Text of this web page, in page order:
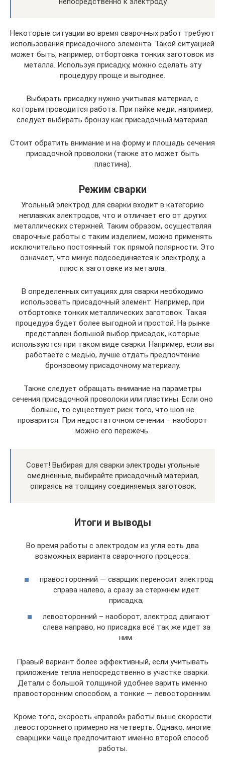
Некоторые ситуации во время сварочных работ требуют
использования присадочного элемента. Такой ситуацией
может быть, например, отбортовка тонких заготовок из
металла. Используя присадку, можно сделать эту
процедуру проще и выгоднее.
Выбирать присадку нужно учитывая материал, с
которым проводится работа. При пайке меди, например,
следует выбирать бронзу как присадочный материал.
Стоит обратить внимание и на форму и площадь сечения
присадочной проволоки (также это может быть
пластина).
Режим сварки
Угольный электрод для сварки входит в категорию
неплавких электродов, что и отличает его от других
металлических стержней. Таким образом, осуществляя
сварочные работы с таким изделием, можно применять
исключительно постоянный ток прямой полярности. Это
означает, что минус подсоединяется к электроду, а
плюс к заготовке из металла.
В определенных ситуациях для сварки необходимо
использовать присадочный элемент. Например, при
отбортовке тонких металлических заготовок. Такая
процедура будет более выгодной и простой. На рынке
представлен большой выбор присадок, которые
используются при таком виде сварки. Например, если вы
работаете с медью, лучше отдать предпочтение
бронзовому присадочному материалу.
Также следует обращать внимание на параметры
сечения присадочной проволоки или пластины. Если оно
больше, то существует риск того, что шов не
проварится. При недостаточном сечении – наоборот
можно его пережечь.
Совет! Выбирая для сварки электроды угольные
омедненные, выбирайте присадочный материал,
опираясь на толщину соединяемых заготовок.
Итоги и выводы
Во время работы с электродом из угля есть два
возможных варианта сварочного процесса:
правосторонний — сварщик переносит электрод
справа налево, а сразу за стержнем идет
присадка;
левосторонний – наоборот, электрод двигают
слева направо, но присадка всё так же идет за
ним.
Правый вариант более эффективный, если учитывать
приложение тепла непосредственно в участке сварки.
Детали с большой толщиной удобнее варить именно
правосторонним способом, а тонкие — левосторонним.
Кроме того, скорость «правой» работы выше скорости
левостороннего примерно на четверть. Однако, многие
сварщики чаще предпочитают именно второй способ
работы.